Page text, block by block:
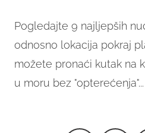
Pogledajte 9 najljepših
odnosno lokacija pokraj
možete pronaći kutak na
u moru bez "opterećenja"...